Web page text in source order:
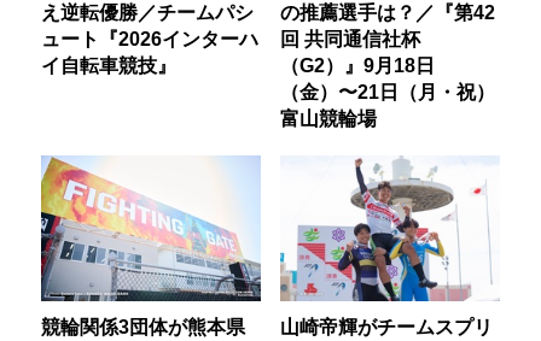
え逆転優勝／チームパシ
ュート『2026インターハ
イ自転車競技』
の推薦選手は？／『第42
回 共同通信社杯
（G2）』9月18日
（金）〜21日（月・祝）
富山競輪場
競輪関係3団体が熊本県
山崎帝輝がチームスプリ